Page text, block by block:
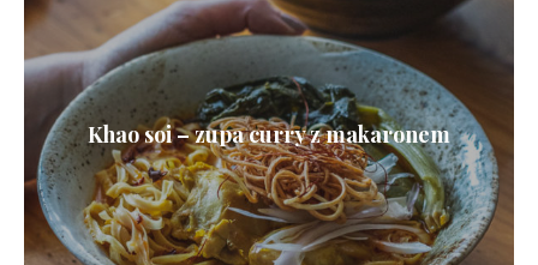
Khao soi – zupa curry z makaronem